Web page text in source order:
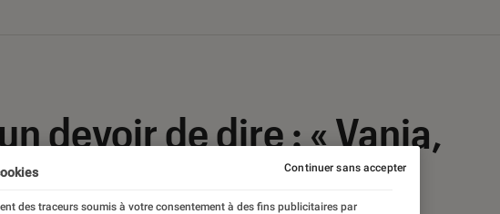
devoir de dire : « Vania,
» de Macha Méril
des traceurs soumis à votre consentement à des fins publicitaires par
Continuer sans accepter